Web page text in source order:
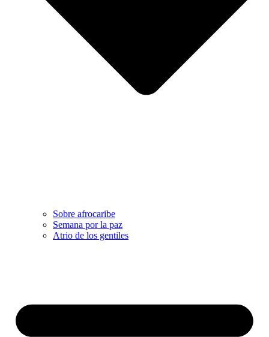
Sobre afrocaribe
Semana por la paz
Atrio de los gentiles